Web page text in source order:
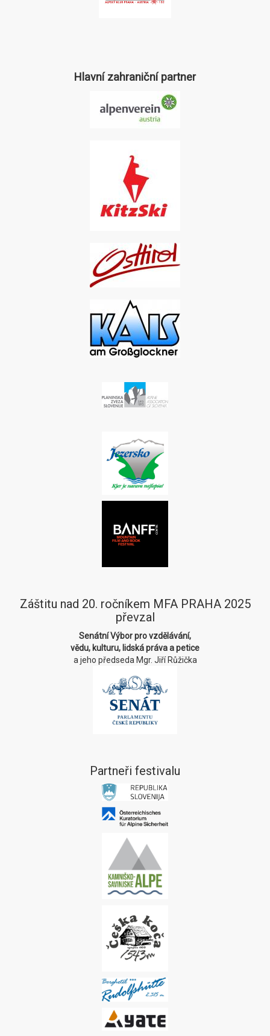
Hlavní zahraniční partner
Záštitu nad 20. ročníkem MFA PRAHA 2025
převzal
Senátní Výbor pro vzdělávání,
vědu, kulturu, lidská práva a petice
a jeho předseda Mgr. Jiří Růžička
Partneři festivalu